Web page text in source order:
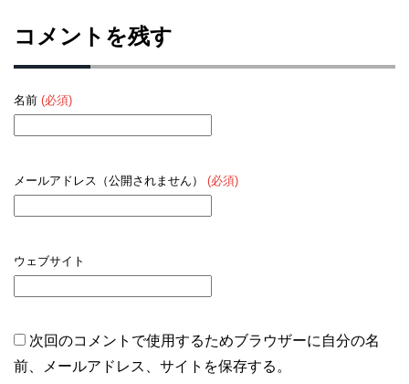
コメントを残す
名前 (必須)
メールアドレス（公開されません） (必須)
ウェブサイト
次回のコメントで使用するためブラウザーに自分の名
前、メールアドレス、サイトを保存する。